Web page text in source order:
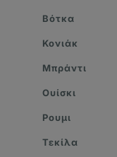
Βότκα
Κονιάκ
Μπράντι
Ουίσκι
Ρουμι
Τεκίλα